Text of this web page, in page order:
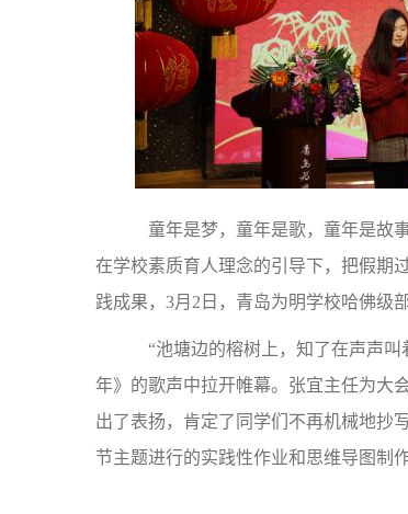
童年是梦，童年是歌，童年是故
在学校素质育人理念的引导下，把假期
践成果，3月2日，青岛为明学校哈佛级
“池塘边的榕树上，知了在声声
年》的歌声中拉开帷幕。张宜主任为大
出了表扬，肯定了同学们不再机械地抄
节主题进行的实践性作业和思维导图制